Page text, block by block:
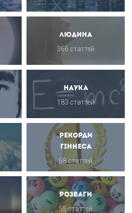
Людина
366 статтей
Наука
183 статтей
Рекорди
Гіннеса
58 статтей
Розваги
55 статтей